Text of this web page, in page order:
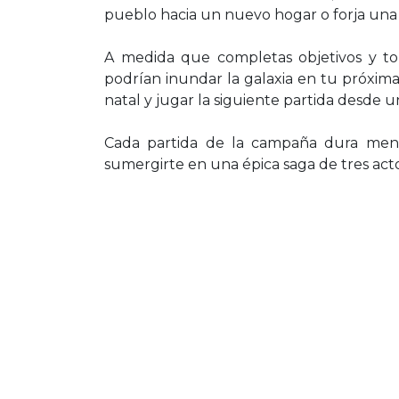
pueblo hacia un nuevo hogar o forja
A medida que completas objetivos y
podrían inundar la galaxia en tu
natal y jugar la siguiente partida desde
Cada partida de la campaña dura
sumergirte en una épica saga de tres